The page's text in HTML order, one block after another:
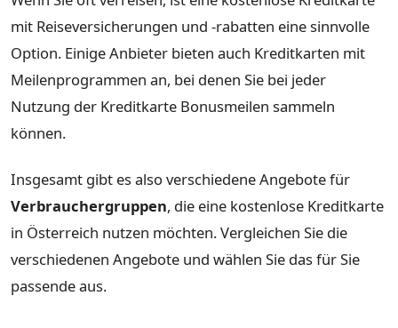
mit Reiseversicherungen und -rabatten eine sinnvolle
Option. Einige Anbieter bieten auch Kreditkarten mit
Meilenprogrammen an, bei denen Sie bei jeder
Nutzung der Kreditkarte Bonusmeilen sammeln
können.
Insgesamt gibt es also verschiedene Angebote für
Verbrauchergruppen, die eine kostenlose Kreditkarte
in Österreich nutzen möchten. Vergleichen Sie die
verschiedenen Angebote und wählen Sie das für Sie
passende aus.